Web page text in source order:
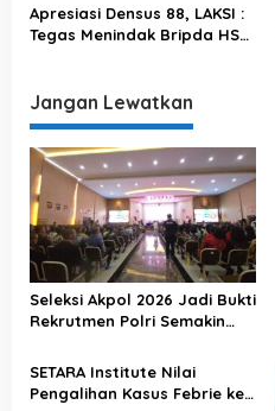
Terorisme
Apresiasi Densus 88, LAKSI :
Tegas Menindak Bripda HS
Jangan Lewatkan
Seleksi Akpol 2026 Jadi Bukti
Rekrutmen Polri Semakin
SETARA Institute Nilai
Pengalihan Kasus Febrie ke